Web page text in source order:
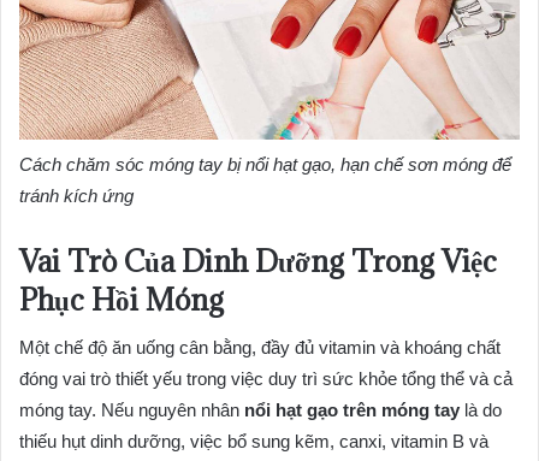
Cách chăm sóc móng tay bị nổi hạt gạo, hạn chế sơn móng để
tránh kích ứng
Vai Trò Của Dinh Dưỡng Trong Việc
Phục Hồi Móng
Một chế độ ăn uống cân bằng, đầy đủ vitamin và khoáng chất
đóng vai trò thiết yếu trong việc duy trì sức khỏe tổng thể và cả
móng tay. Nếu nguyên nhân nổi hạt gạo trên móng tay là do
thiếu hụt dinh dưỡng, việc bổ sung kẽm, canxi, vitamin B và